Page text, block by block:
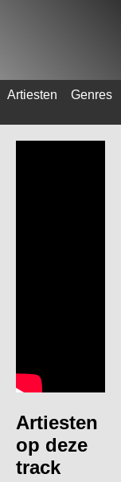
Artiesten Genres
Artiesten
op deze
track